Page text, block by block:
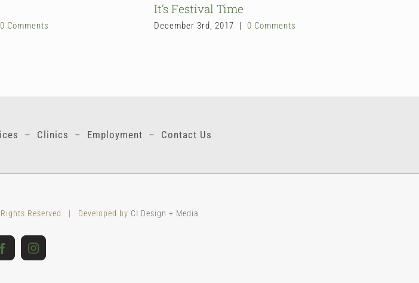
0 Comments
It’s Festival Time
December 3rd, 2017 | 0 Comments
– Clinics – Employment – Contact Us
Reserved | Developed by CI Design + Media
FacebookInstagram